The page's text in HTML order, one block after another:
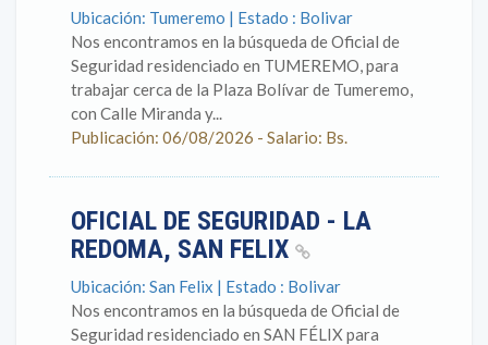
Ubicación: Tumeremo | Estado : Bolivar
Nos encontramos en la búsqueda de Oficial de
Seguridad residenciado en TUMEREMO, para
trabajar cerca de la Plaza Bolívar de Tumeremo,
con Calle Miranda y...
Publicación: 06/08/2026 - Salario: Bs.
OFICIAL DE SEGURIDAD - LA
REDOMA, SAN FELIX
Ubicación: San Felix | Estado : Bolivar
Nos encontramos en la búsqueda de Oficial de
Seguridad residenciado en SAN FÉLIX para